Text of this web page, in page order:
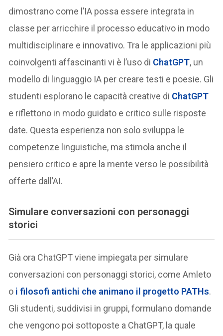
dimostrano come l’IA possa essere integrata in
classe per arricchire il processo educativo in modo
multidisciplinare e innovativo. Tra le applicazioni più
coinvolgenti affascinanti vi è l’uso di ChatGPT, un
modello di linguaggio IA per creare testi e poesie. Gli
studenti esplorano le capacità creative di ChatGPT
e riflettono in modo guidato e critico sulle risposte
date. Questa esperienza non solo sviluppa le
competenze linguistiche, ma stimola anche il
pensiero critico e apre la mente verso le possibilità
offerte dall’AI.
Simulare conversazioni con personaggi
storici
Già ora ChatGPT viene impiegata per simulare
conversazioni con personaggi storici, come Amleto
o i filosofi antichi che animano il progetto PATHs.
Gli studenti, suddivisi in gruppi, formulano domande
che vengono poi sottoposte a ChatGPT, la quale